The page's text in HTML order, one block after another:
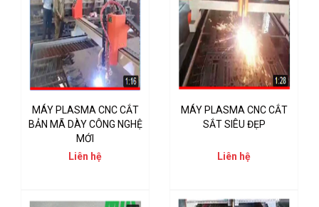
MÁY PLASMA CNC CẮT
BẢN MÃ DÀY CÔNG NGHỆ
MỚI
Liên hệ
MÁY PLASMA CNC CẮT
SẮT SIÊU ĐẸP
Liên hệ